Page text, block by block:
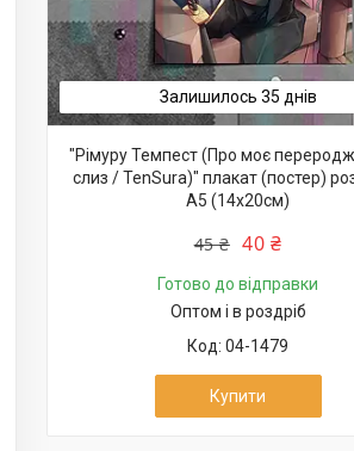
Залишилось 35 днів
"Рімуру Темпест (Про моє
слиз / TenSura)" плакат (постер)
А5 (14х20см)
45 ₴ 40 ₴
Готово до відправки
Оптом і в роздріб
04-1479
Купити